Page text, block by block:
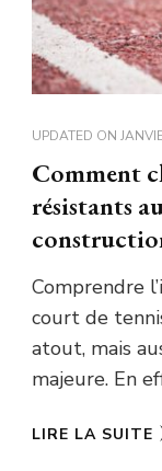
UPDATED ON
Comment
résistants
Comprendre
court de
atout, mais
majeure. En
LIRE LA SUITE